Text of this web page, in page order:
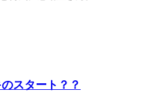
スタート？？